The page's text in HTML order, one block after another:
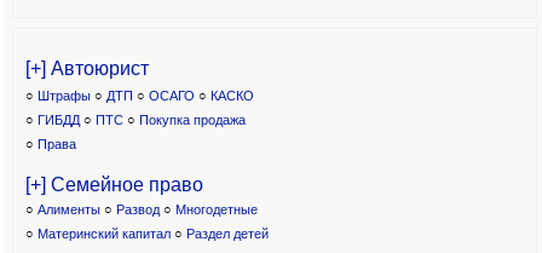
[+] Автоюрист
○ Штрафы ○ ДТП ○ ОСАГО ○ КАСКО
○ ГИБДД ○ ПТС ○ Покупка продажа
○ Права
[+] Семейное право
○ Алименты ○ Развод ○ Многодетные
○ Материнский капитал○ Раздел детей